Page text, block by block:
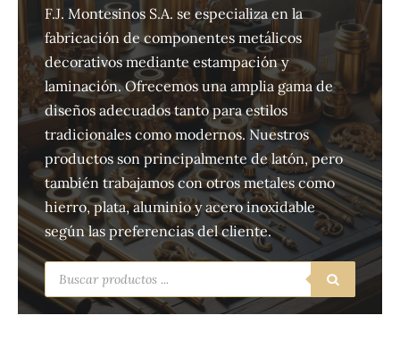
F.J. Montesinos S.A. se especializa en la
fabricación de componentes metálicos
decorativos mediante estampación y
laminación. Ofrecemos una amplia gama de
diseños adecuados tanto para estilos
tradicionales como modernos. Nuestros
productos son principalmente de latón, pero
también trabajamos con otros metales como
hierro, plata, aluminio y acero inoxidable
según las preferencias del cliente.
Búsqueda
de
productos